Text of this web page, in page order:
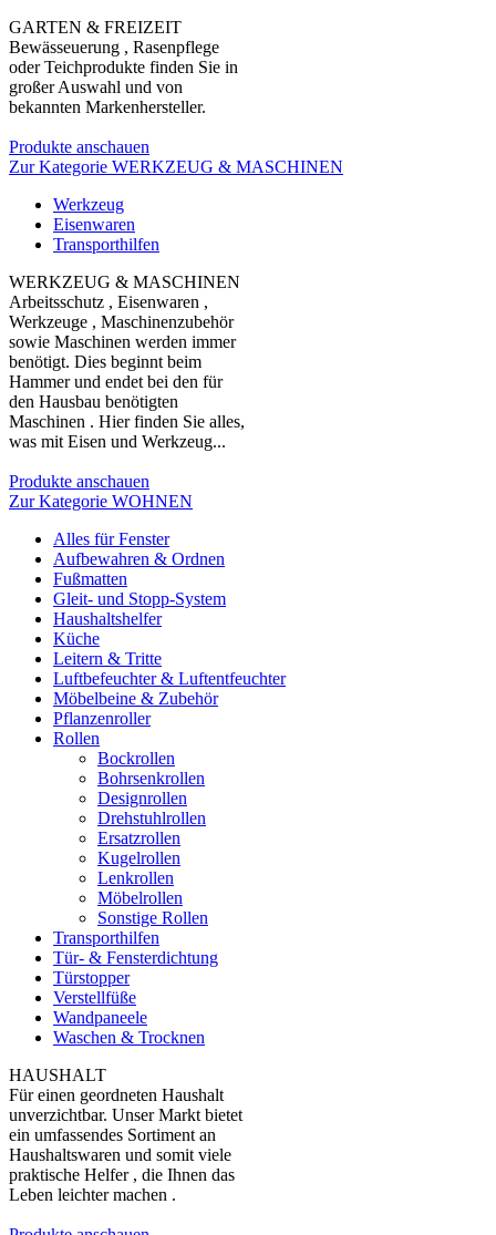
GARTEN & FREIZEIT
Bewässeuerung , Rasenpflege
oder Teichprodukte finden Sie in
großer Auswahl und von
bekannten Markenhersteller.
Produkte anschauen
Zur Kategorie WERKZEUG & MASCHINEN
Werkzeug
Eisenwaren
Transporthilfen
WERKZEUG & MASCHINEN
Arbeitsschutz , Eisenwaren ,
Werkzeuge , Maschinenzubehör
sowie Maschinen werden immer
benötigt. Dies beginnt beim
Hammer und endet bei den für
den Hausbau benötigten
Maschinen . Hier finden Sie alles,
was mit Eisen und Werkzeug...
Produkte anschauen
Zur Kategorie WOHNEN
Alles für Fenster
Aufbewahren & Ordnen
Fußmatten
Gleit- und Stopp-System
Haushaltshelfer
Küche
Leitern & Tritte
Luftbefeuchter & Luftentfeuchter
Möbelbeine & Zubehör
Pflanzenroller
Rollen
Bockrollen
Bohrsenkrollen
Designrollen
Drehstuhlrollen
Ersatzrollen
Kugelrollen
Lenkrollen
Möbelrollen
Sonstige Rollen
Transporthilfen
Tür- & Fensterdichtung
Türstopper
Verstellfüße
Wandpaneele
Waschen & Trocknen
HAUSHALT
Für einen geordneten Haushalt
unverzichtbar. Unser Markt bietet
ein umfassendes Sortiment an
Haushaltswaren und somit viele
praktische Helfer , die Ihnen das
Leben leichter machen .